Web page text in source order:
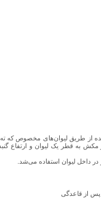
از طریق لیوان‌های مخصوص که ته
به قطر یک لیوان و ارتفاع
داخل لیوان استفاده می‌شد.